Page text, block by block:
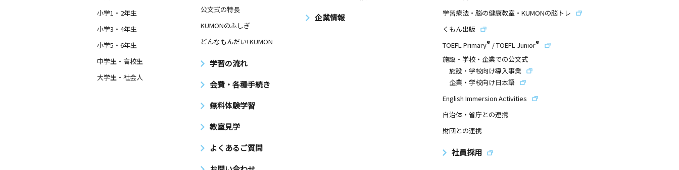
小学1・2年生
小学3・4年生
小学5・6年生
中学生・高校生
大学生・社会人
公文式の特長
KUMONのふしぎ
どんなもんだい! KUMON
学習の流れ
会費・各種手続き
無料体験学習
教室見学
よくあるご質問
企業情報
学習療法・脳の健康教室・KUMONの脳トレ
くもん出版
TOEFL Primary® /TOEFL Junior®
施設・学校・企業での公文式
施設・学校向け導入事業
企業・学校向け日本語
English Immersion Activities
自治体・省庁との連携
財団との連携
社員採用